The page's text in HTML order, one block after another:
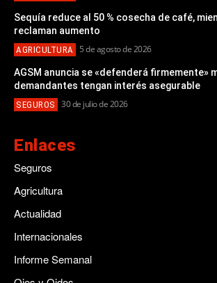
Sequía reduce al 50 % cosecha de café,
reclaman aumento
AGRICULTURA 5 de agosto de 2026
AGSM anuncia se «defenderá firmemente»
demandantes tengan interés asegurable
SEGUROS 30 de julio de 2026
Enlaces
Seguros
Agricultura
Actualidad
Internacionales
Informe Semanal